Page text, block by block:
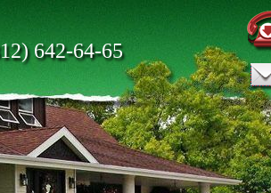
642-64-65